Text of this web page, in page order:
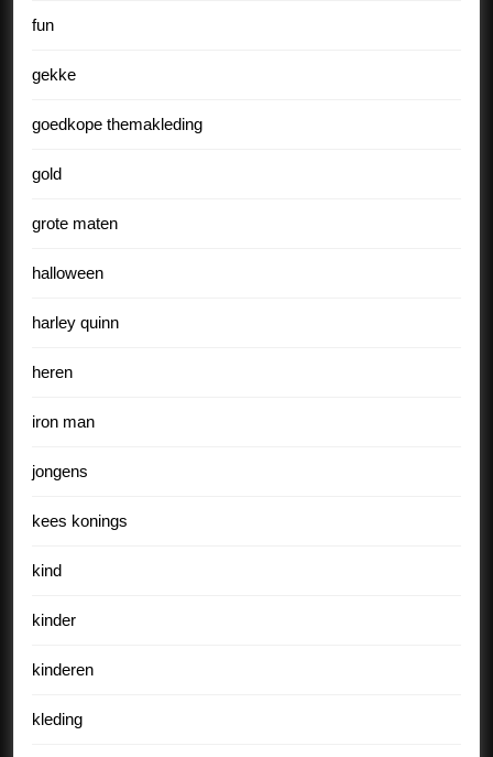
fun
gekke
goedkope themakleding
gold
grote maten
halloween
harley quinn
heren
iron man
jongens
kees konings
kind
kinder
kinderen
kleding